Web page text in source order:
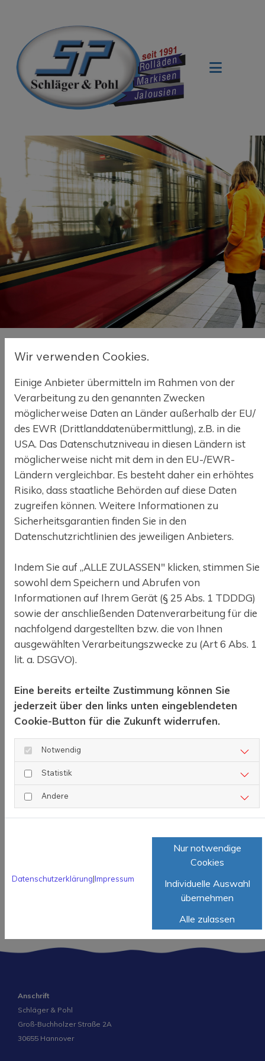
08. Dezember 2023
Lorem ipsum dolor sit amet, consectetuer adipiscing
elit. Aenean commodo ligula eget dolor. Aenean
massa. Cum sociis natoque penatibus et magnis dis
parturient montes, nascetur ridiculus mus. Donec
quam felis, ultricies nec, pellentesque eu, pretium quis,
sem.
Nulla consequat massa quis
enim
Donec pede justo, fringilla vel, aliquet nec, vulputate
venenatis vitae, justo. Nullam dictum felis eu pede
mollis pretium. Integer tincidunt. Cras dapibus.
Vivamus elementum semper nisi. Aenean vulputate
eleifend tellus. Aenean leo ligula, porttitor eu,
consequat vitae, eleifend ac, enim. Aliquam lorem
ante, dapibus in, viverra quis, feugiat a, tellus.
Phasellus viverra nulla ut metus
varius laoreet
Quisque rutrum. Aenean imperdiet. Etiam ultricies nisi
vel augue. Curabitur ullamcorper ultricies nisi. Nam
eget dui. Etiam rhoncus. Maecenas tempus, tellus eget
condimentum rhoncus, sem quam semper libero, sit
amet adipiscing sem neque sed ipsum. Nam quam
nunc, blandit vel, luctus pulvinar, hendrerit id, lorem.
Maecenas nec odio et ante tincidunt tempus. Donec
vitae sapien ut libero venenatis faucibus. Nullam quis
Anschrift
Schläger & Pohl
Groß-Buchholzer Straße 2A
30655 Hannover
Wir verwenden Cookies.
Einige Anbieter übermitteln im Rahmen von der
Verarbeitung zu den genannten Zwecken
möglicherweise Daten an Länder außerhalb der EU/
des EWR (Drittlanddatenübermittlung), z.B. in die
USA. Das Datenschutzniveau in diesen Ländern ist
möglicherweise nicht mit dem in den EU-/EWR-
Ländern vergleichbar. Es besteht daher ein erhöhtes
Risiko, dass staatliche Behörden auf diese Daten
zugreifen können. Weitere Informationen zu
Sicherheitsgarantien finden Sie in den
Datenschutzrichtlinien des jeweiligen Anbieters.
Indem Sie auf „ALLE ZULASSEN" klicken, stimmen Sie
sowohl dem Speichern und Abrufen von
Informationen auf Ihrem Gerät (§ 25 Abs. 1 TDDDG)
sowie der anschließenden Datenverarbeitung für die
nachfolgend dargestellten bzw. die von Ihnen
ausgewählten Verarbeitungszwecke zu (Art 6 Abs. 1
lit. a. DSGVO).
Eine bereits erteilte Zustimmung können Sie
jederzeit über den links unten eingeblendeten
Cookie-Button für die Zukunft widerrufen.
Notwendig
Statistik
Andere
Datenschutzerklärung|Impressum
Nur notwendige
Cookies
Individuelle Auswahl
übernehmen
Alle zulassen